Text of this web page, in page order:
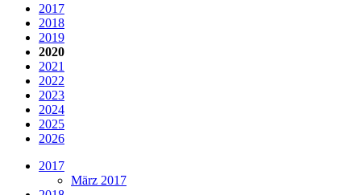
2017
2018
2019
2020
2021
2022
2023
2024
2025
2026
2017
März 2017